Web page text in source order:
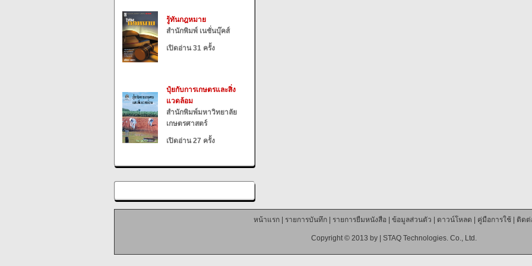
รู้ทันกฎหมาย
สำนักพิมพ์ เนชั่นบุ๊คส์
เปิดอ่าน 31 ครั้ง
ปุ๋ยกับการเกษตรและสิ่ง
แวดล้อม
สำนักพิมพ์มหาวิทยาลัย
เกษตรศาสตร์
เปิดอ่าน 27 ครั้ง
หน้าแรก| รายการบันทึก| รายการยืมหนังสือ ข้อมูลส่วนตัว ดาวน์โหลด คู่มือการใช้| ติดต่
Copyright © 2013 by | STAQ Technologies. Co., Ltd.